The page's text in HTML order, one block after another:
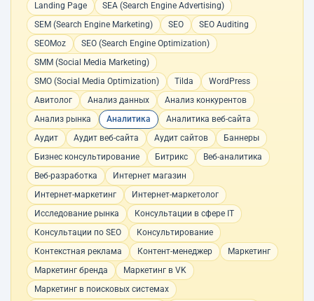
Landing Page
SEA (Search Engine Advertising)
SEM (Search Engine Marketing)
SEO
SEO Auditing
SEOMoz
SEO (Search Engine Optimization)
SMM (Social Media Marketing)
SMO (Social Media Optimization)
Tilda
WordPress
Авитолог
Анализ данных
Анализ конкурентов
Анализ рынка
Аналитика
Аналитика веб-сайта
Аудит
Аудит веб-сайта Аудит сайтов
Баннеры
Бизнес консультирование
Битрикс
Веб-аналитика
Веб-разработка
Интернет магазин
Интернет-маркетинг
Интернет-маркетолог
Исследование рынка
Консультации в сфере IT
Консультации по SEO
Консультирование
Контекстная реклама
Контент-менеджер
Маркетинг
Маркетинг бренда
Маркетинг в VK
Маркетинг в поисковых системах